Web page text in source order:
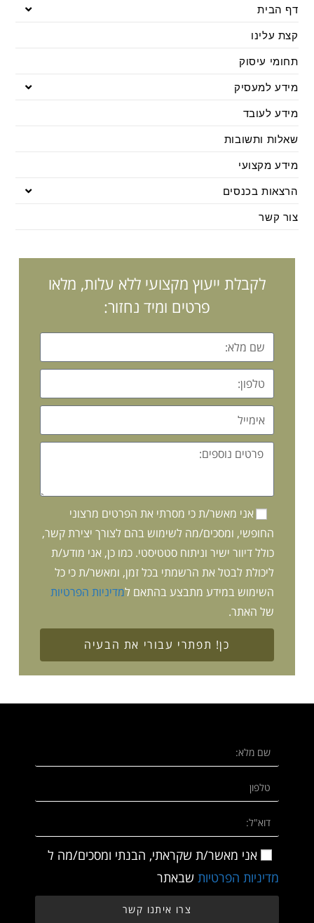
דף הבית
קצת עלינו
תחומי עיסוק
מידע למעסיק
מידע לעובד
שאלות ותשובות
מידע מקצועי
הרצאות בכנסים
צור קשר
לקבלת ייעוץ מקצועי ללא עלות, מלאו
פרטים ומיד נחזור:
אני מאשר/ת כי מסרתי את הפרטים מרצוני
החופשי, ומסכים/מה לשימוש בהם לצורך יצירת קשר,
כולל דיוור ישיר וניתוח סטטיסטי. כמו כן, אני מודע/ת
ליכולת לבטל את הרשמתי בכל זמן, ומאשר/ת כי כל
השימוש במידע מתבצע בהתאם למדיניות הפרטיות
של האתר.
כן! תפתרי עבורי את הבעיה
אני מאשר/ת שקראתי, הבנתי ומסכים/מה ל
מדיניות הפרטיות שבאתר
צרו איתנו קשר